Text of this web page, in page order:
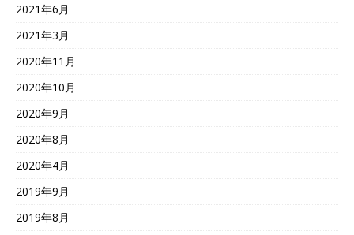
2021年6月
2021年3月
2020年11月
2020年10月
2020年9月
2020年8月
2020年4月
2019年9月
2019年8月